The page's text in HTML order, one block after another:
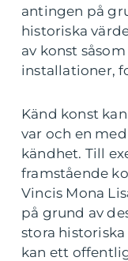
antingen på
historiska
av konst
installationer,
Känd konst
var och en
kändhet. Till
framstående
Vincis Mona
på grund av
stora
kan ett